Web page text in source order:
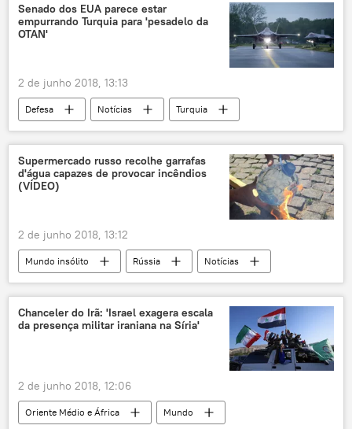
Senado dos EUA parece estar
empurrando Turquia para 'pesadelo da
OTAN'
2 de junho 2018, 13:13
Defesa Notícias
Turquia
OTAN
S-400 F-35
Su-57
Supermercado russo recolhe garrafas
d'água capazes de provocar incêndios
(VÍDEO)
2 de junho 2018, 13:12
Mundo insólito Rússia
Notícias
Sociedade
São Petersburgo
Ashan e Lenta
Svyatoy Istochnik
Fontanka.ru
incêndio
Chanceler do Irã: 'Israel exagera escala
da presença militar iraniana na Síria'
2 de junho 2018, 12:06
Oriente Médio e África
Mundo